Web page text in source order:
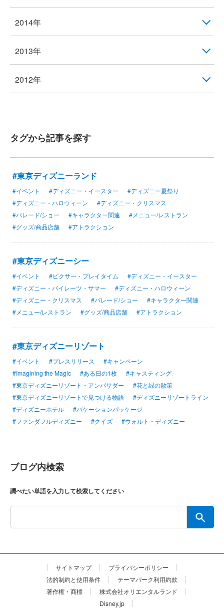
2014年
2013年
2012年
タグから記事を探す
#東京ディズニーランド
#イベント #ディズニー・イースター
#ディズニー夏祭り
#ディズニー・ハロウィーン
#ディズニー・クリスマス
#パレード/ショー
#キャラクター関連
#メニュー/レストラン
#グッズ/商品店舗
#アトラクション
#東京ディズニーシー
#イベント #ピクサー・プレイタイム
#ディズニー・イースター
#ディズニー・パイレーツ・サマー
#ディズニー・ハロウィーン
#ディズニー・クリスマス
#パレード/ショー
#キャラクター関連
#メニュー/レストラン
#グッズ/商品店舗 #アトラクション
#東京ディズニーリゾート
#イベント #プレスリリース
#キャンペーン
#Imagining the Magic
#ある日の1枚
#キャスティング
#東京ディズニーリゾート・アンバサダー
#花と緑の散策
#東京ディズニーリゾートで見つける物語
#ディズニーリゾートライン
#ディズニーホテル
#バケーションパッケージ
#ファンダフルディズニー
#クイズ #ウォルト・ディズニー
ブログ内検索
調べたい単語を入力して検索してください
サイトマップ
プライバシーポリシー
法的制約と使用条件
テーマパーク利用約款
著作権・商標
株式会社オリエンタルランド
Disney.jp